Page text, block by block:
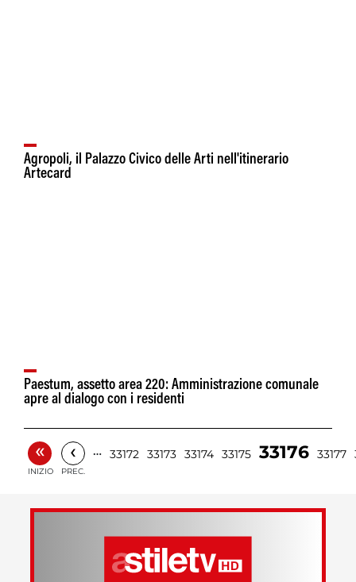
Agropoli, il Palazzo Civico delle Arti nell'itinerario
Artecard
Paestum, assetto area 220: Amministrazione comunale
apre al dialogo con i residenti
«
INIZIO
‹
PREC.
… 33172 33173 33174 33175 33176 33177